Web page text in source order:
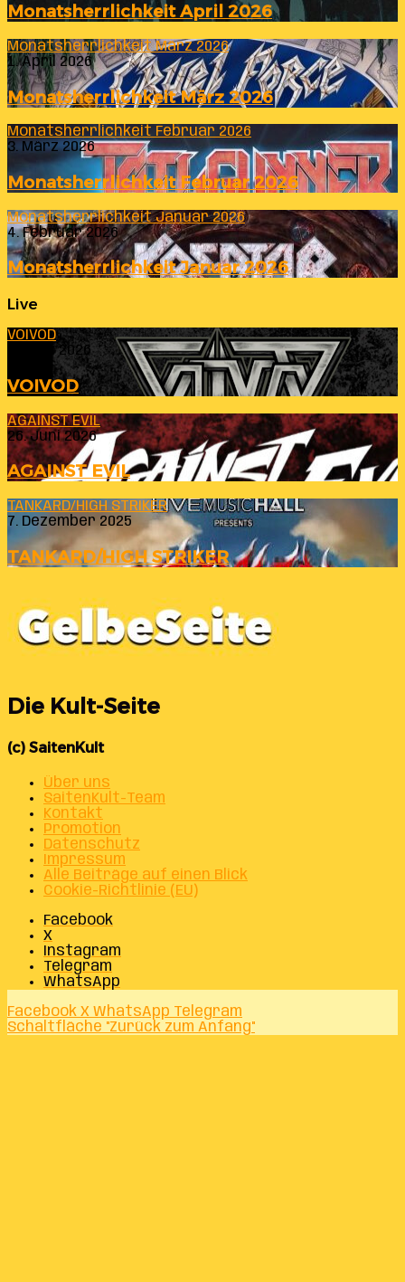
Monatsherrlichkeit April 2026
Monatsherrlichkeit März 2026
1. April 2026
Monatsherrlichkeit März 2026
Monatsherrlichkeit Februar 2026
3. März 2026
Monatsherrlichkeit Februar 2026
Monatsherrlichkeit Januar 2026
4. Februar 2026
Monatsherrlichkeit Januar 2026
Live
VOIVOD
23. Juli 2026
VOIVOD
AGAINST EVIL
26. Juni 2026
AGAINST EVIL
TANKARD/HIGH STRIKER
7. Dezember 2025
TANKARD/HIGH STRIKER
Die Kult-Seite
(c) SaitenKult
Über uns
SaitenKult-Team
Kontakt
Promotion
Datenschutz
Impressum
Alle Beiträge auf einen Blick
Cookie-Richtlinie (EU)
Facebook
X
Instagram
Telegram
WhatsApp
Facebook X WhatsApp Telegram
Schaltfläche "Zurück zum Anfang"